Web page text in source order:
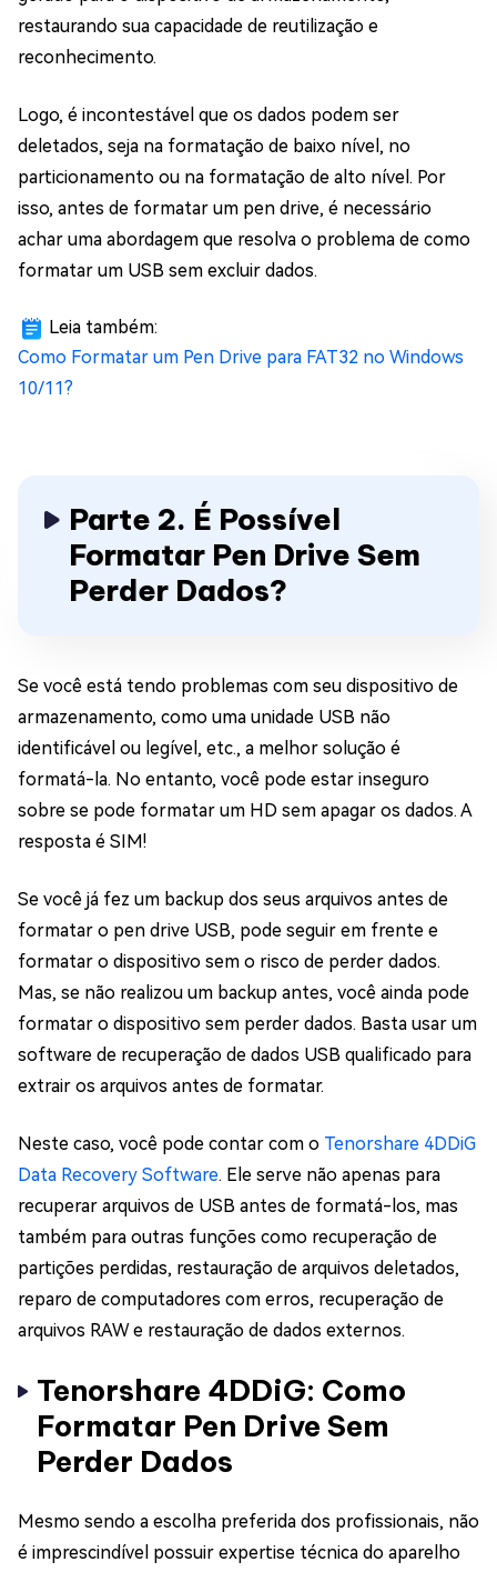
restaurando sua capacidade de reutilização e
reconhecimento.
Logo, é incontestável que os dados podem ser
deletados, seja na formatação de baixo nível, no
particionamento ou na formatação de alto nível. Por
isso, antes de formatar um pen drive, é necessário
achar uma abordagem que resolva o problema de como
formatar um USB sem excluir dados.
Leia também:
Como Formatar um Pen Drive para FAT32 no Windows
10/11?
Parte 2. É Possível
Formatar Pen Drive Sem
Perder Dados?
Se você está tendo problemas com seu dispositivo de
armazenamento, como uma unidade USB não
identificável ou legível, etc., a melhor solução é
formatá-la. No entanto, você pode estar inseguro
sobre se pode formatar um HD sem apagar os dados. A
resposta é SIM!
Se você já fez um backup dos seus arquivos antes de
formatar o pen drive USB, pode seguir em frente e
formatar o dispositivo sem o risco de perder dados.
Mas, se não realizou um backup antes, você ainda pode
formatar o dispositivo sem perder dados. Basta usar um
software de recuperação de dados USB qualificado para
extrair os arquivos antes de formatar.
Neste caso, você pode contar com o Tenorshare 4DDiG
Data Recovery Software. Ele serve não apenas para
recuperar arquivos de USB antes de formatá-los, mas
também para outras funções como recuperação de
partições perdidas, restauração de arquivos deletados,
reparo de computadores com erros, recuperação de
arquivos RAW e restauração de dados externos.
Tenorshare 4DDiG: Como
Formatar Pen Drive Sem
Perder Dados
Mesmo sendo a escolha preferida dos profissionais, não
é imprescindível possuir expertise técnica do aparelho